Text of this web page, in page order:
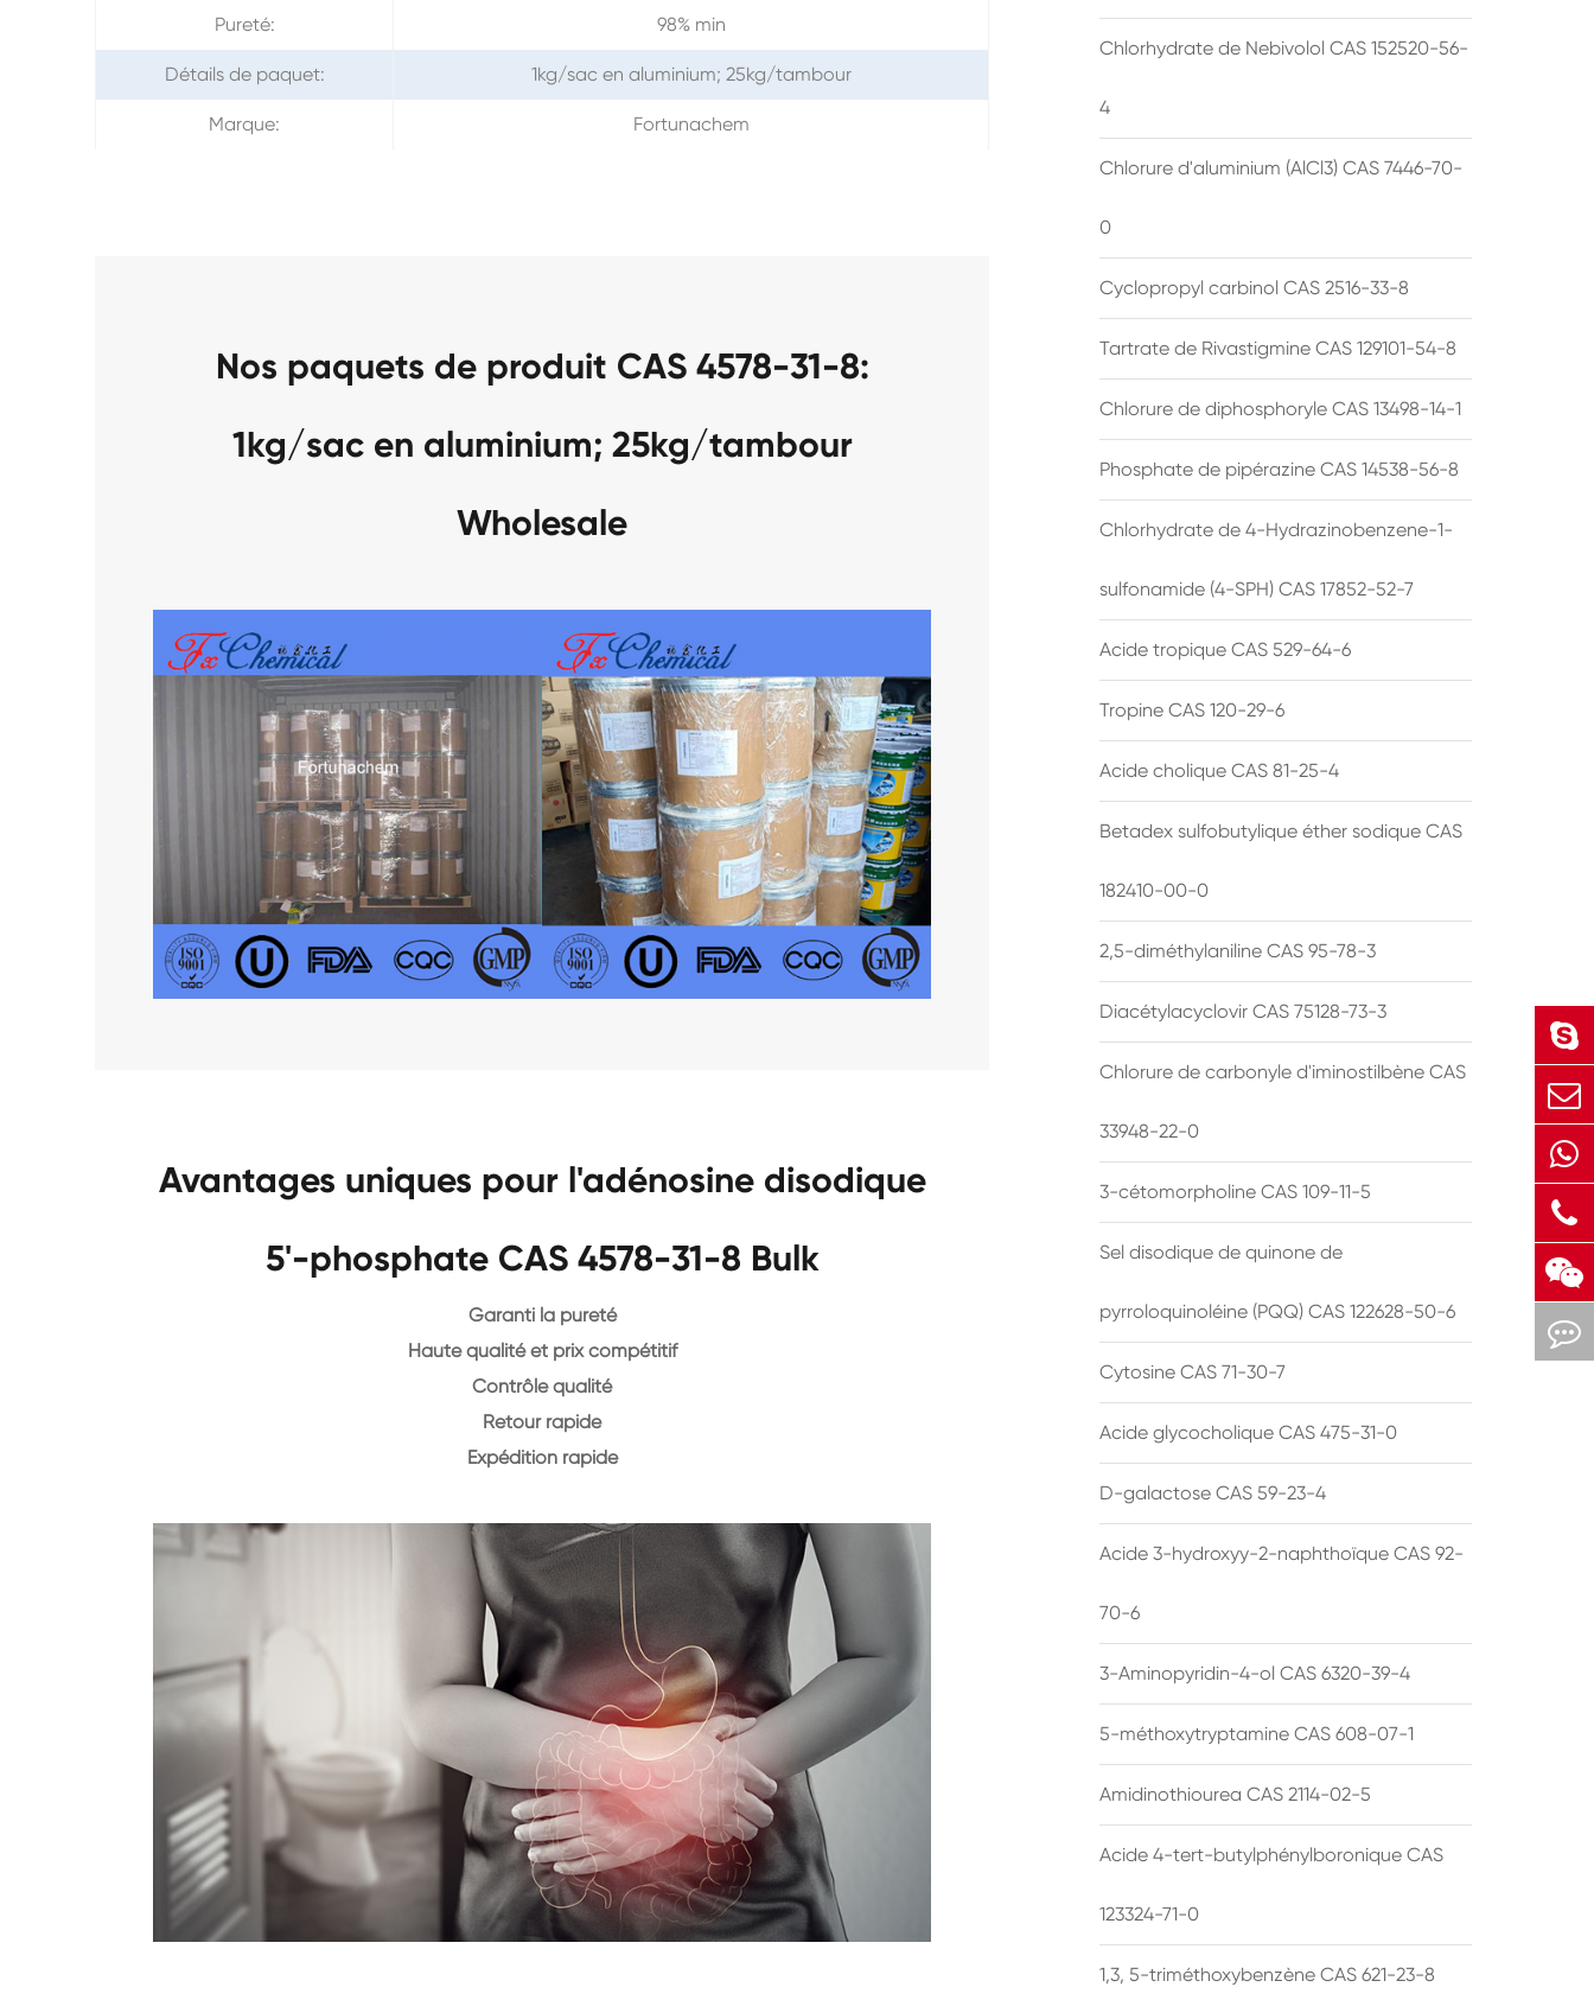
Pureté: 98% min
Détails de paquet: 1kg/sac en aluminium; 25kg/tambour
Marque: Fortunachem
Nos paquets de produit CAS 4578-31-8:
1kg/sac en aluminium; 25kg/tambour
Wholesale
Avantages uniques pour l'adénosine disodique
5'-phosphate CAS 4578-31-8 Bulk
Garanti la pureté
Haute qualité et prix compétitif
Contrôle qualité
Retour rapide
Expédition rapide
Chlorhydrate de Nebivolol CAS 152520-56-
4
Chlorure d'aluminium (AlCl3) CAS 7446-70-
0
Cyclopropyl carbinol CAS 2516-33-8
Tartrate de Rivastigmine CAS 129101-54-8
Chlorure de diphosphoryle CAS 13498-14-1
Phosphate de pipérazine CAS 14538-56-8
Chlorhydrate de 4-Hydrazinobenzene-1-
sulfonamide (4-SPH) CAS 17852-52-7
Acide tropique CAS 529-64-6
Tropine CAS 120-29-6
Acide cholique CAS 81-25-4
Betadex sulfobutylique éther sodique CAS
182410-00-0
2,5-diméthylaniline CAS 95-78-3
Diacétylacyclovir CAS 75128-73-3
Chlorure de carbonyle d'iminostilbène CAS
33948-22-0
3-cétomorpholine CAS 109-11-5
Sel disodique de quinone de
pyrroloquinoléine (PQQ) CAS 122628-50-6
Cytosine CAS 71-30-7
Acide glycocholique CAS 475-31-0
D-galactose CAS 59-23-4
Acide 3-hydroxyy-2-naphthoïque CAS 92-
70-6
3-Aminopyridin-4-ol CAS 6320-39-4
5-méthoxytryptamine CAS 608-07-1
Amidinothiourea CAS 2114-02-5
Acide 4-tert-butylphénylboronique CAS
123324-71-0
1,3, 5-triméthoxybenzène CAS 621-23-8